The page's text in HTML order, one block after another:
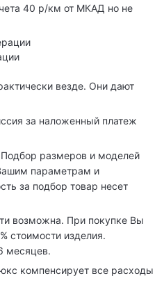
40 р/км от МКАД но не
везде. Они дают
за наложенный платеж
размеров и моделей
параметрам и
за подбор товар несет
возможна. При покупке Вы
стоимости изделия.
месяцев.
компенсирует все расходы